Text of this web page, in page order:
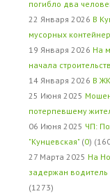
погибло два
22 Января 2026 В
мусорных
19 Января 2026 На
начала
14 Января 2026 В
25 Июня 2025
потерпевшему
06 Июня 2025 ЧП:
"Кунцевская" (0)
27 Марта 2025 На
задержан водитель
(1273)